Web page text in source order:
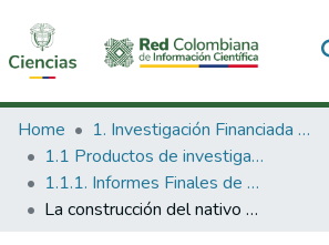
Communities & Collections
All of DSpace
Statistics
Home
1. Investigación Financiada con Recursos Públicos
1.1 Productos de investigación
1.1.1. Informes Finales de Proyectos de Investigación
La construcción del nativo ecológico : complejidades, paradojas y dilemas de la relación entre los movimientos indígenas y el ambientalismo en Colombia